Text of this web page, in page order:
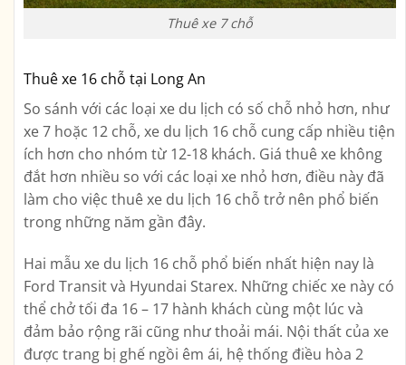
Thuê xe 7 chỗ
Thuê xe 16 chỗ tại Long An
So sánh với các loại xe du lịch có số chỗ nhỏ hơn, như
xe 7 hoặc 12 chỗ, xe du lịch 16 chỗ cung cấp nhiều tiện
ích hơn cho nhóm từ 12-18 khách. Giá thuê xe không
đắt hơn nhiều so với các loại xe nhỏ hơn, điều này đã
làm cho việc thuê xe du lịch 16 chỗ trở nên phổ biến
trong những năm gần đây.
Hai mẫu xe du lịch 16 chỗ phổ biến nhất hiện nay là
Ford Transit và Hyundai Starex. Những chiếc xe này có
thể chở tối đa 16 – 17 hành khách cùng một lúc và
đảm bảo rộng rãi cũng như thoải mái. Nội thất của xe
được trang bị ghế ngồi êm ái, hệ thống điều hòa 2